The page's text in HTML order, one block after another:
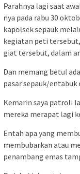
Parahnya lagi saat
nya pada rabu 30
kapolsek sepauk
kegiatan peti
giat tersebut, dalam
Dan memang betul
pasar sepauk/
Kemarin saya patroli
mereka merapat lagi
Entah apa yang
membubarkan atau
penambang emas